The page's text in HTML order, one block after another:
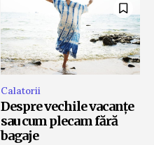
Calatorii
Despre vechile vacanțe
sau cum plecam fără
bagaje